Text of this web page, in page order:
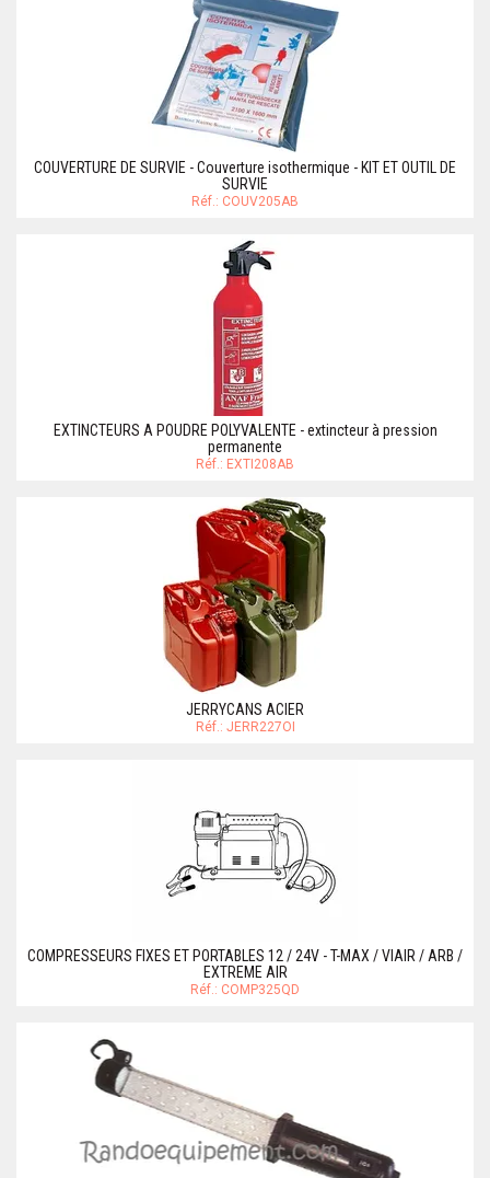
COUVERTURE DE SURVIE - Couverture isothermique - KIT ET OUTIL DE
SURVIE
Réf.: COUV205AB
EXTINCTEURS A POUDRE POLYVALENTE - extincteur à pression
permanente
Réf.: EXTI208AB
JERRYCANS ACIER
Réf.: JERR227OI
COMPRESSEURS FIXES ET PORTABLES 12 / 24V - T-MAX / VIAIR / ARB /
EXTREME AIR
Réf.: COMP325QD